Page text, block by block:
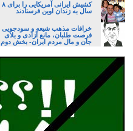
کشیش ایرانی آمریکایی را برای ۸
سال به زندان اوین فرستادند
خرافات مذهب شیعه و سودجویی
فرصت طلبان، مانع آزادی و بلای
جان و مال مردم ایران- بخش دوم